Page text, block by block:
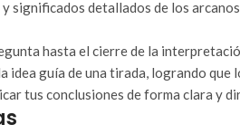
significados detallados de los
hasta el cierre de la
idea guía de una tirada, logrando
tus conclusiones de forma clara y